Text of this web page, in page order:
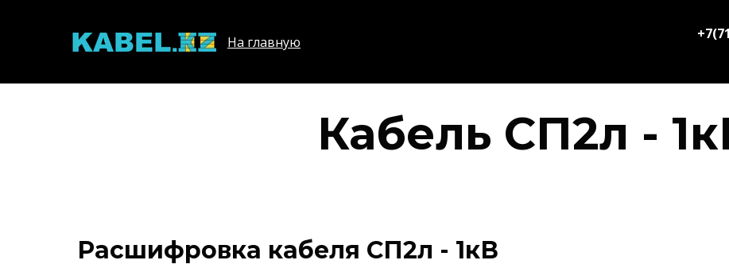
На главную
Кабель СП2л -
Расшифровка кабеля СП2л - 1кВ